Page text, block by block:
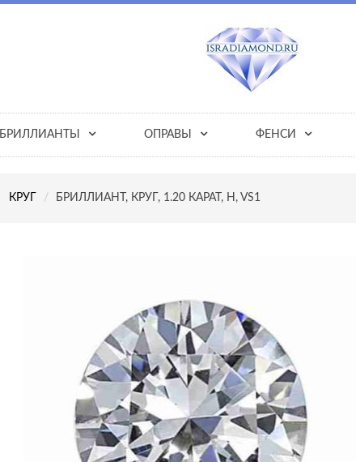
БРИЛЛИАНТЫ ОПРАВЫ ФЕНСИ
КРУГ БРИЛЛИАНТ, КРУГ, 1.20 КАРАТ, H, VS1